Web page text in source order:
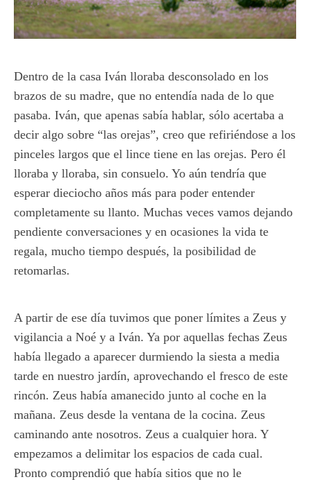
Dentro de la casa Iván lloraba desconsolado en los
brazos de su madre, que no entendía nada de lo que
pasaba. Iván, que apenas sabía hablar, sólo acertaba a
decir algo sobre “las orejas”, creo que refiriéndose a los
pinceles largos que el lince tiene en las orejas. Pero él
lloraba y lloraba, sin consuelo. Yo aún tendría que
esperar dieciocho años más para poder entender
completamente su llanto. Muchas veces vamos dejando
pendiente conversaciones y en ocasiones la vida te
regala, mucho tiempo después, la posibilidad de
retomarlas.
A partir de ese día tuvimos que poner límites a Zeus y
vigilancia a Noé y a Iván. Ya por aquellas fechas Zeus
había llegado a aparecer durmiendo la siesta a media
tarde en nuestro jardín, aprovechando el fresco de este
rincón. Zeus había amanecido junto al coche en la
mañana. Zeus desde la ventana de la cocina. Zeus
caminando ante nosotros. Zeus a cualquier hora. Y
empezamos a delimitar los espacios de cada cual.
Pronto comprendió que había sitios que no le